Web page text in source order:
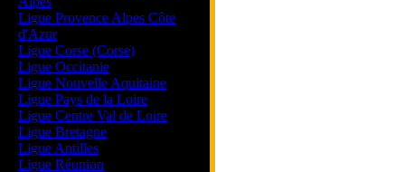
Ligue Provence Alpes Côte
d'Azur
Ligue Corse (Corse)
Ligue Occitanie
Ligue Nouvelle Aquitaine
Ligue Pays de la Loire
Ligue Centre Val de Loire
Ligue Bretagne
Ligue Antilles
Ligue Réunion